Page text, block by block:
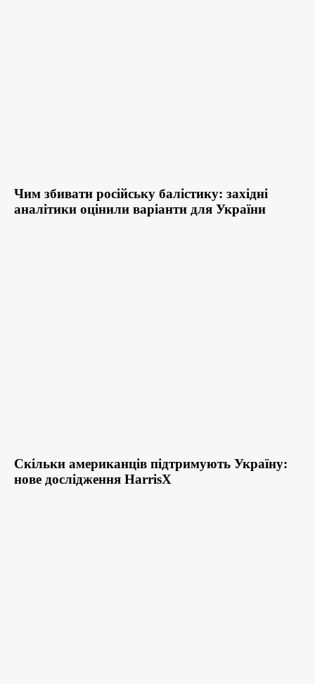
Чим збивати російську балістику: західні
аналітики оцінили варіанти для України
Скільки американців підтримують Україну:
нове дослідження HarrisX